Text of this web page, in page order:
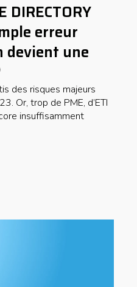
DIRECTORY
erreur
une
des risques majeurs
Or, trop de PME, d’ETI
insuffisamment